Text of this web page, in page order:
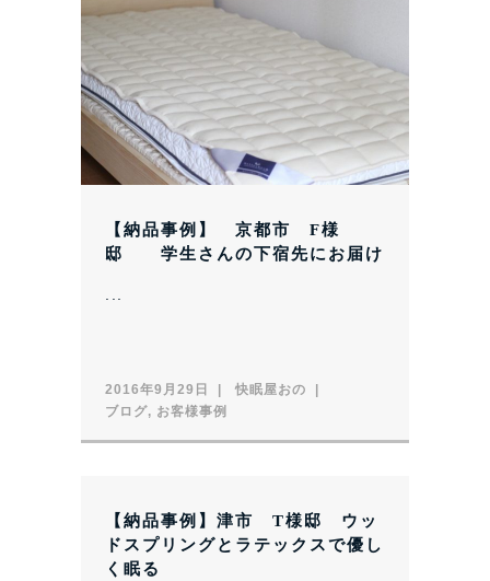
【納品事例】 京都市 F様
邸 学生さんの下宿先にお届け
2016年9月29日
快眠屋おの
ブログ, お客様事例
【納品事例】津市 T様邸 ウッ
ドスプリングとラテックスで優し
く眠る